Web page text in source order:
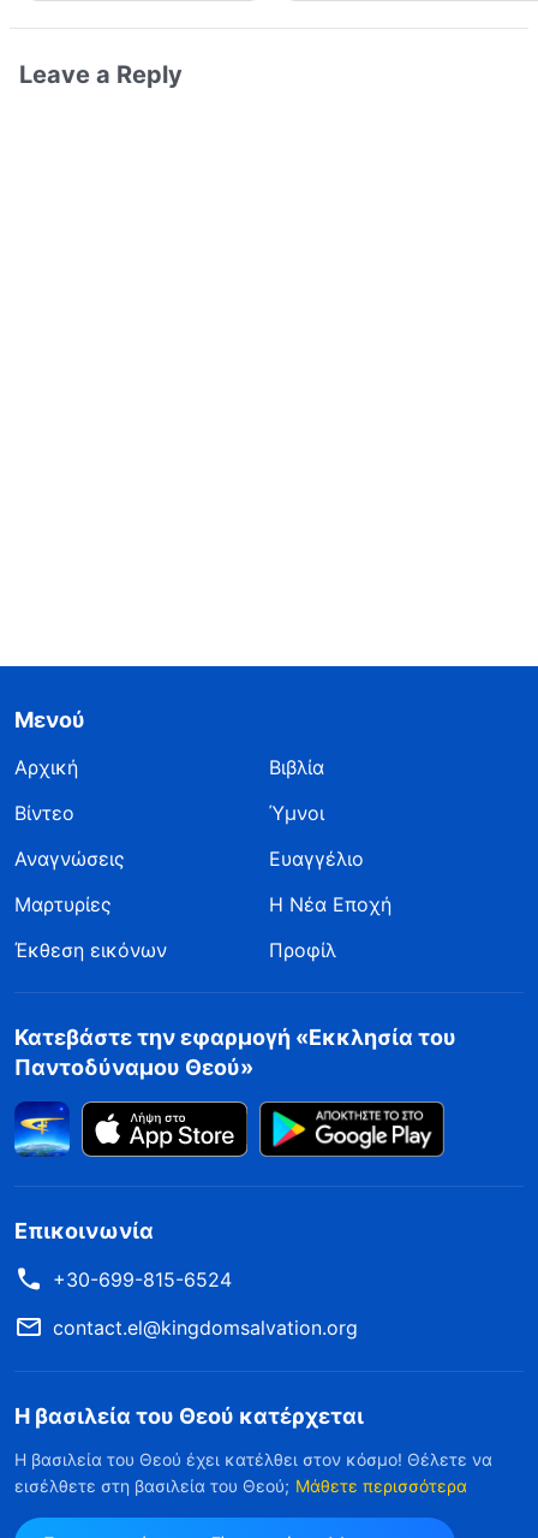
Leave a Reply
Μενού
Αρχική
Βιβλία
Βίντεο
Ύμνοι
Αναγνώσεις
Ευαγγέλιο
Μαρτυρίες
Η Νέα Εποχή
Έκθεση εικόνων
Προφίλ
Κατεβάστε την εφαρμογή «Εκκλησία του
Παντοδύναμου Θεού»
Επικοινωνία
+30-699-815-6524
contact.el@kingdomsalvation.org
Η βασιλεία του Θεού κατέρχεται
Η βασιλεία του Θεού έχει κατέλθει στον κόσμο! Θέλετε να
εισέλθετε στη βασιλεία του Θεού; Μάθετε περισσότερα